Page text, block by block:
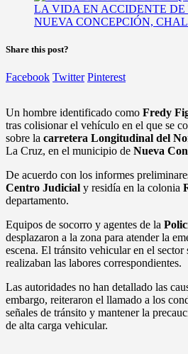
Share this post?
Facebook Twitter Pinterest
Un hombre identificado como Fredy
tras colisionar el vehículo en el que se
sobre la carretera Longitudinal del
La Cruz, en el municipio de Nueva
De acuerdo con los informes
Centro Judicial y residía en la colonia
departamento.
Equipos de socorro y agentes de la
desplazaron a la zona para atender la
escena. El tránsito vehicular en el sector
realizaban las labores correspondientes.
Las autoridades no han detallado las
embargo, reiteraron el llamado a los
señales de tránsito y mantener la
de alta carga vehicular.